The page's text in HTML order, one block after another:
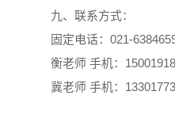
九、联系方式：
固定电话：021-
衡老师 手机：
冀老师 手机：